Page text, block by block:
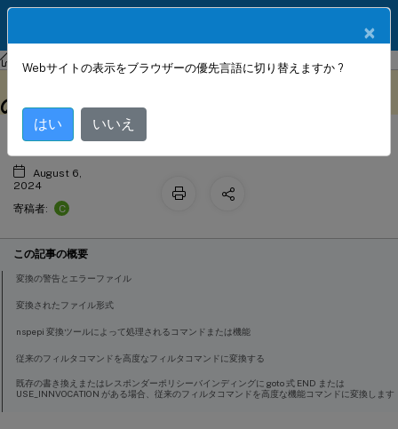
NetScaler NetScaler 13.1 AppExpert
NSPEPI ツールを使用したポリシー式
の変換
August 6,
2024
寄稿者:
C
この記事の概要
変換の警告とエラーファイル
変換されたファイル形式
nspepi 変換ツールによって処理されるコマンドまたは機能
従来のフィルタコマンドを高度なフィルタコマンドに変換する
既存の書き換えまたはレスポンダーポリシーバインディングに goto 式 END または
USE_INNVOCATION がある場合、従来のフィルタコマンドを高度な機能コマンドに変換します
×
Webサイトの表示をブラウザーの優先言語に切り替えますか ?
はい いいえ